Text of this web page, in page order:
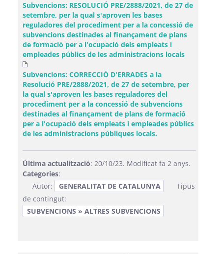
Subvencions: RESOLUCIÓ PRE/2888/2021, de 27 de
setembre, per la qual s'aproven les bases
reguladores del procediment per a la concessió de
subvencions destinades al finançament de plans
de formació per a l'ocupació dels empleats i
empleades públics de les administracions locals
Subvencions: CORRECCIÓ D'ERRADES a la
Resolució PRE/2888/2021, de 27 de setembre, per
la qual s'aproven les bases reguladores del
procediment per a la concessió de subvencions
destinades al finançament de plans de formació
per a l'ocupació dels empleats i empleades públics
de les administracions públiques locals.
Última actualització: 20/10/23. Modificat fa 2 anys.
Categories:
Autor:
GENERALITAT DE CATALUNYA
Tipus
de contingut:
SUBVENCIONS » ALTRES SUBVENCIONS